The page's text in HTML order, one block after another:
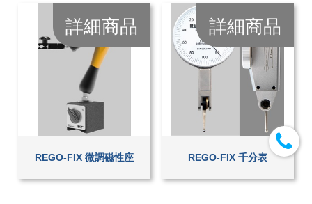
詳細商品
REGO-FIX 微調磁性座
詳細商品
REGO-FIX 千分表